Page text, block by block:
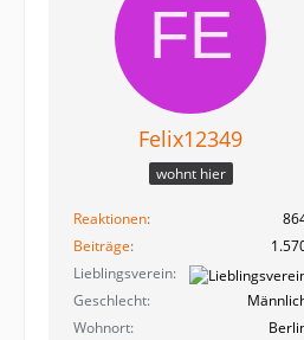
Felix12349
wohnt hier
Reaktionen
Beiträge
Lieblingsverein
Geschlecht
Wohnort